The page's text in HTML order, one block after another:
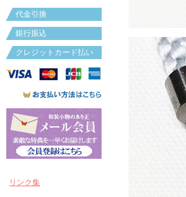
代金引換
銀行振込
クレジットカード払い
リンク集